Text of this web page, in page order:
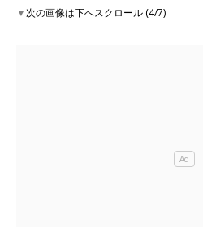
▼次の画像は下へスクロール (4/7)